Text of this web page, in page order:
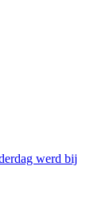
werd bij